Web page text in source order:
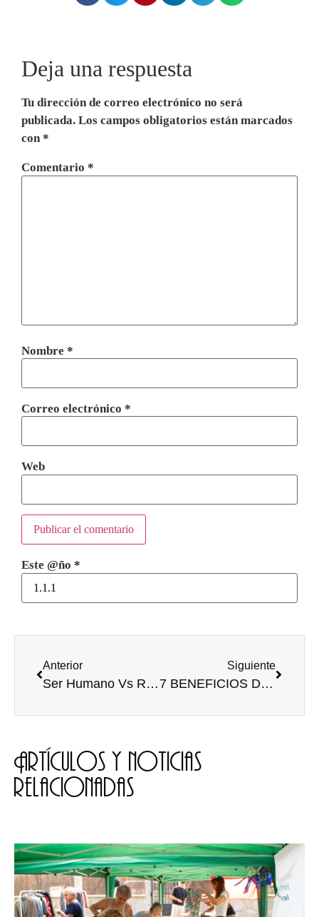
Deja una respuesta
Tu dirección de correo electrónico no será
publicada. Los campos obligatorios están marcados
con*
Comentario *
Nombre *
Correo electrónico *
Web
Este @ño *
Anterior
Ser Humano Vs Robot: La Batalla por la Publicidad
Siguiente
7 BENEFICIOS DEL SEXO PARA LA SALUD
Artículos y noticias
relacionadas